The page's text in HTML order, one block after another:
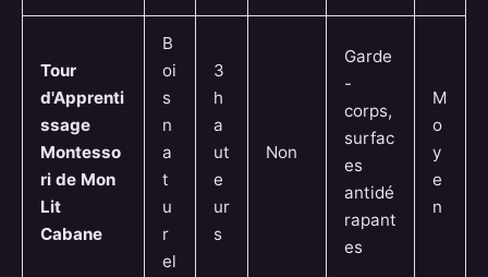
Tour
d'Apprenti
ssage
Montesso
ri de Mon
Lit
Cabane
B
oi
s
n
a
t
u
r
el
3
h
a
ut
e
ur
s
Non
Garde
-
corps,
surfac
es
antidé
rapant
es
M
o
y
e
n